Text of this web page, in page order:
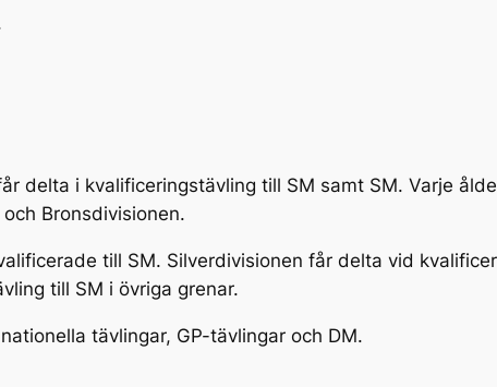
delta i kvalificeringstävling till SM samt SM. Varje
Bronsdivisionen.
till SM. Silverdivisionen får delta vid
till SM i övriga grenar.
tävlingar, GP-tävlingar och DM.